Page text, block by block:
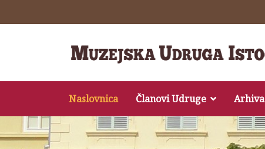
Naslovnica Članovi Udruge Arhiva